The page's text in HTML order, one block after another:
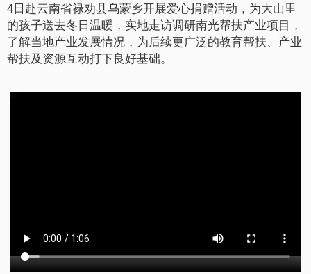
4日赴云南省禄劝县乌蒙乡开展爱心捐赠活动，为大山里
的孩子送去冬日温暖，实地走访调研南光帮扶产业项目，
了解当地产业发展情况，为后续更广泛的教育帮扶、产业
帮扶及资源互动打下良好基础。